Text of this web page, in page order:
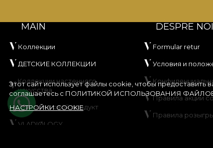
Этот сайт использует файлы cookie, чтобы
соглашаетесь с ПОЛИТИКОЙ ИСПОЛЬЗОВАНИЯ ФАЙЛОВ
НАСТРОЙКИ COOKIE
MAIN
Коллекции
ДЕТСКИЕ КОЛЛЕКЦИИ
Коллекции настенного
искусства
Создайте свой продукт
VLADIØLOGY
DESPRE NOI
Formular retur
Условия и
Правила акции
Правила